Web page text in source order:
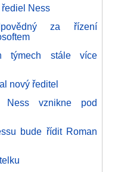
Ness
za řízení
týmech stále více
nový ředitel
Ness vznikne pod
bude řídit Roman